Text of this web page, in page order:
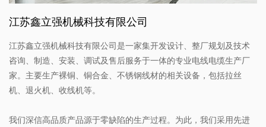
江苏鑫立强机械科技有限公司
江苏鑫立强机械科技有限公司是一家集开发设计、整厂规划及技术
咨询、制造、安装、调试及售后服务于一体的专业电线电缆生产厂
家。主要生产裸铜、铜合金、不锈钢线材的相关设备，包括拉丝
机、退火机、收线机等。
我们深信高品质产品源于零缺陷的生产过程。为此，我们采用先进